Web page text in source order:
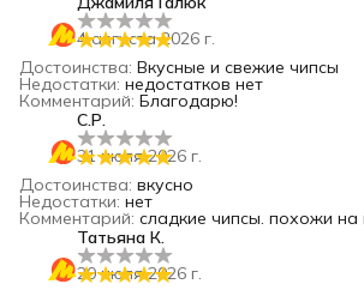
4 августа 2026 г.
Достоинства: Вкусные и свежие чипсы
Недостатки: недостатков нет
Комментарий: Благодарю!
С.Р.
31 июля 2026 г.
Достоинства: вкусно
Недостатки: нет
Комментарий: сладкие чипсы. похожи
Татьяна К.
20 июля 2026 г.